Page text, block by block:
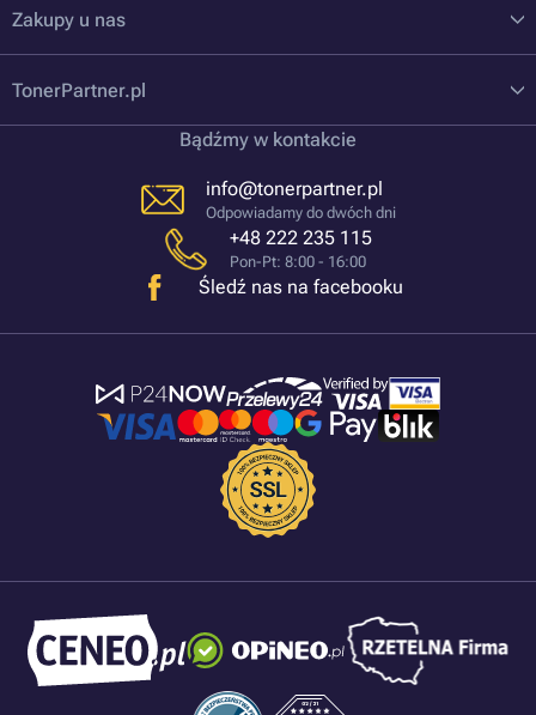
Zakupy u nas
TonerPartner.pl
Bądźmy w kontakcie
info@tonerpartner.pl
Odpowiadamy do dwóch dni
+48 222 235 115
Pon-Pt: 8:00 - 16:00
Śledź nas na facebooku